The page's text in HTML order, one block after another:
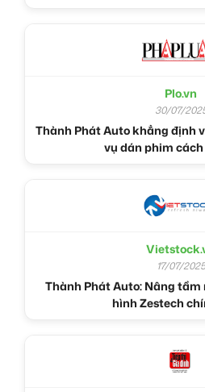
Plo.vn
30/07/
Thành Phát Auto khẳng định
vụ dán phim
17/07/2025
Thành Phát Auto: Nâng tầm
hình Zestech